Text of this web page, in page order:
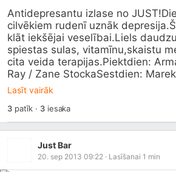
Antidepresantu izlase no
cilvēkiem rudenī uznāk
klāt iekšējai veselībai.Liels
spiestas sulas, vitamīnu,skaistu
cita veida terapijas.Piektdien:
Ray / Zane StockaSestdien:
Lasīt vairāk
3patīk · 3iesaka
Just Bar
20. sep 2013 09:22 · Lasīšanai 1 min